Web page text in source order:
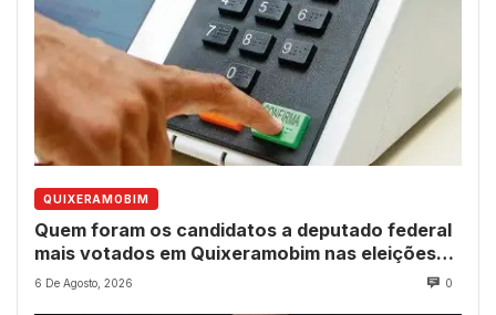
QUIXERAMOBIM
Quem foram os candidatos a deputado federal
mais votados em Quixeramobim nas eleições
de 2022?
6 De Agosto, 2026 0